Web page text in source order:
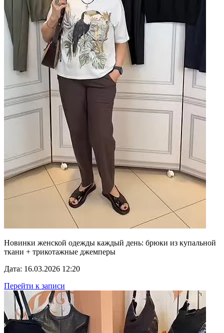
Новинки женской одежды каждый день: брюки из купальной
ткани + трикотажные джемперы
Дата: 16.03.2026 12:20
Перейти к записи